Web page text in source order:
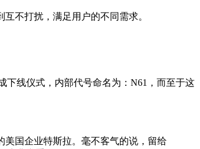
不打扰，满足用户的不同需求。
下线仪式，内部代号命名为：N61，而至于这
国企业特斯拉。毫不客气的说，留给